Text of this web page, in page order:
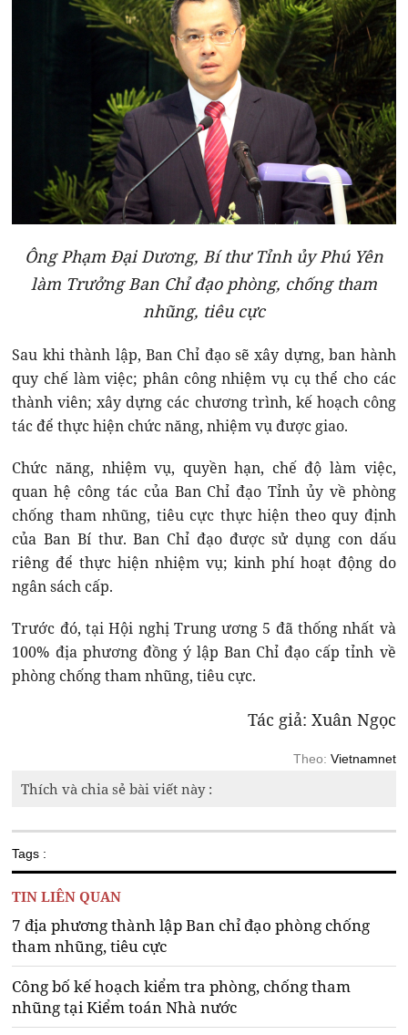
Ông Phạm Đại Dương, Bí thư Tỉnh ủy Phú Yên
làm Trưởng Ban Chỉ đạo phòng, chống tham
nhũng, tiêu cực
Sau khi thành lập, Ban Chỉ đạo sẽ xây dựng, ban hành
quy chế làm việc; phân công nhiệm vụ cụ thể cho các
thành viên; xây dựng các chương trình, kế hoạch công
tác để thực hiện chức năng, nhiệm vụ được giao.
Chức năng, nhiệm vụ, quyền hạn, chế độ làm việc,
quan hệ công tác của Ban Chỉ đạo Tỉnh ủy về phòng
chống tham nhũng, tiêu cực thực hiện theo quy định
của Ban Bí thư. Ban Chỉ đạo được sử dụng con dấu
riêng để thực hiện nhiệm vụ; kinh phí hoạt động do
ngân sách cấp.
Trước đó, tại Hội nghị Trung ương 5 đã thống nhất và
100% địa phương đồng ý lập Ban Chỉ đạo cấp tỉnh về
phòng chống tham nhũng, tiêu cực.
Tác giả: Xuân Ngọc
Theo: Vietnamnet
Thích và chia sẻ bài viết này :
Tags :
TIN LIÊN QUAN
7 địa phương thành lập Ban chỉ đạo phòng chống
tham nhũng, tiêu cực
Công bố kế hoạch kiểm tra phòng, chống tham
nhũng tại Kiểm toán Nhà nước